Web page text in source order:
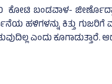
ಕೋಟಿ ಬಂಡವಾಳ-
ಹಳಿಗಳನ್ನು ಕಿತ್ತು
ಎಂದು ಕೂಗಾಡುತ್ತಾರೆ.